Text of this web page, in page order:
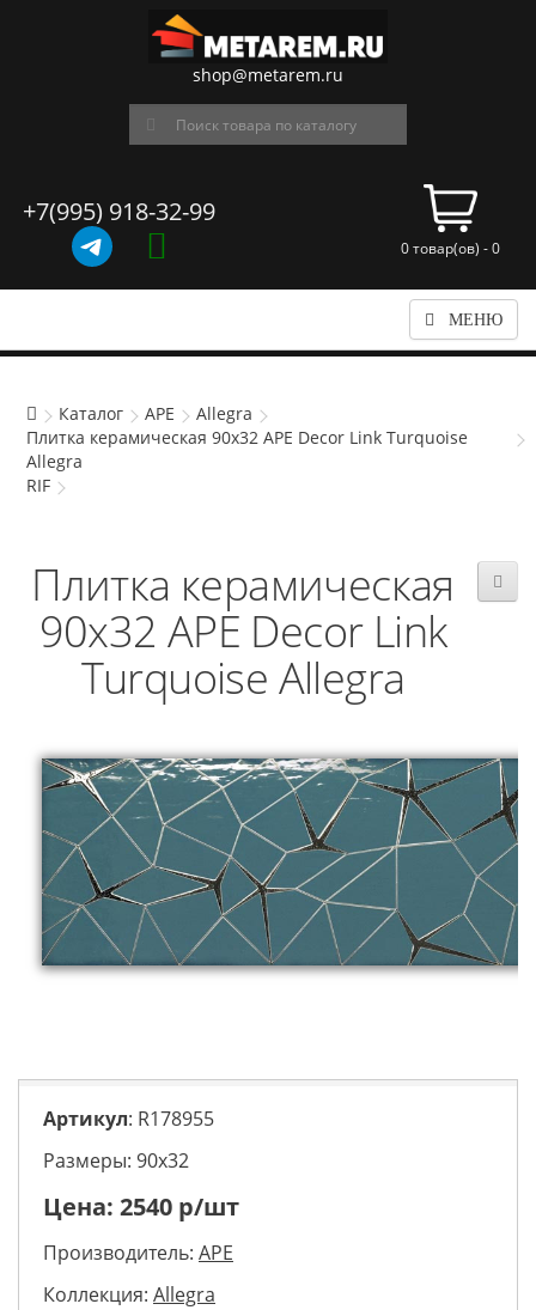
shop@metarem.ru
+7(995) 918-32-99
0 товар(ов) - 0
МЕНЮ
Каталог APE
Allegra
Плитка керамическая 90x32 APE Decor Link Turquoise
Allegra
RIF
Плитка керамическая
90x32 APE Decor Link
Turquoise Allegra
Артикул: R178955
Размеры: 90х32
Цена: 2540 р/шт
Производитель: APE
Коллекция: Allegra